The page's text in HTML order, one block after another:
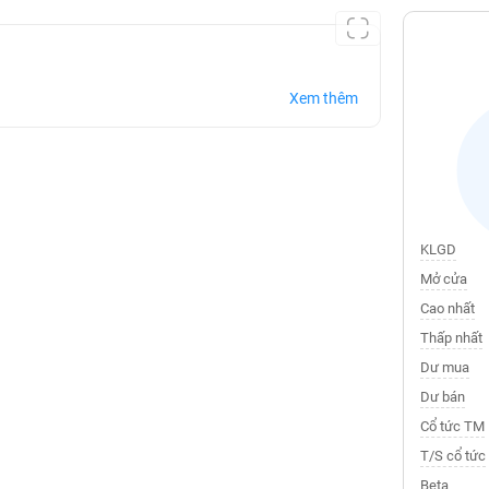
Xem thêm
KLGD
Mở cửa
Cao nhất
Thấp nhất
Dư mua
Dư bán
Cổ tức TM
T/S cổ tức
Beta